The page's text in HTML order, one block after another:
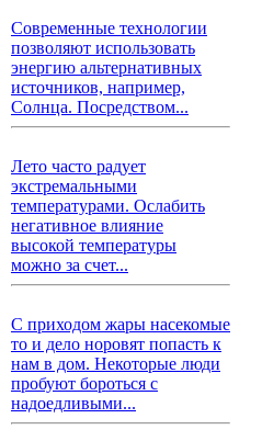
Современные технологии
позволяют использовать
энергию альтернативных
источников, например,
Солнца. Посредством...
Лето часто радует
экстремальными
температурами. Ослабить
негативное влияние
высокой температуры
можно за счет...
С приходом жары насекомые
то и дело норовят попасть к
нам в дом. Некоторые люди
пробуют бороться с
надоедливыми...